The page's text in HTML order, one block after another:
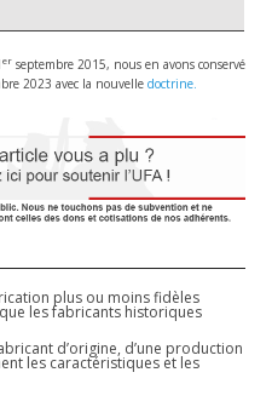
erseptembre 2015, nous en avons conservé
2023 avec la nouvelledoctrine.
plus ou moins fidèles
les fabricants historiques
d’origine, d’une production
les caractéristiques et les